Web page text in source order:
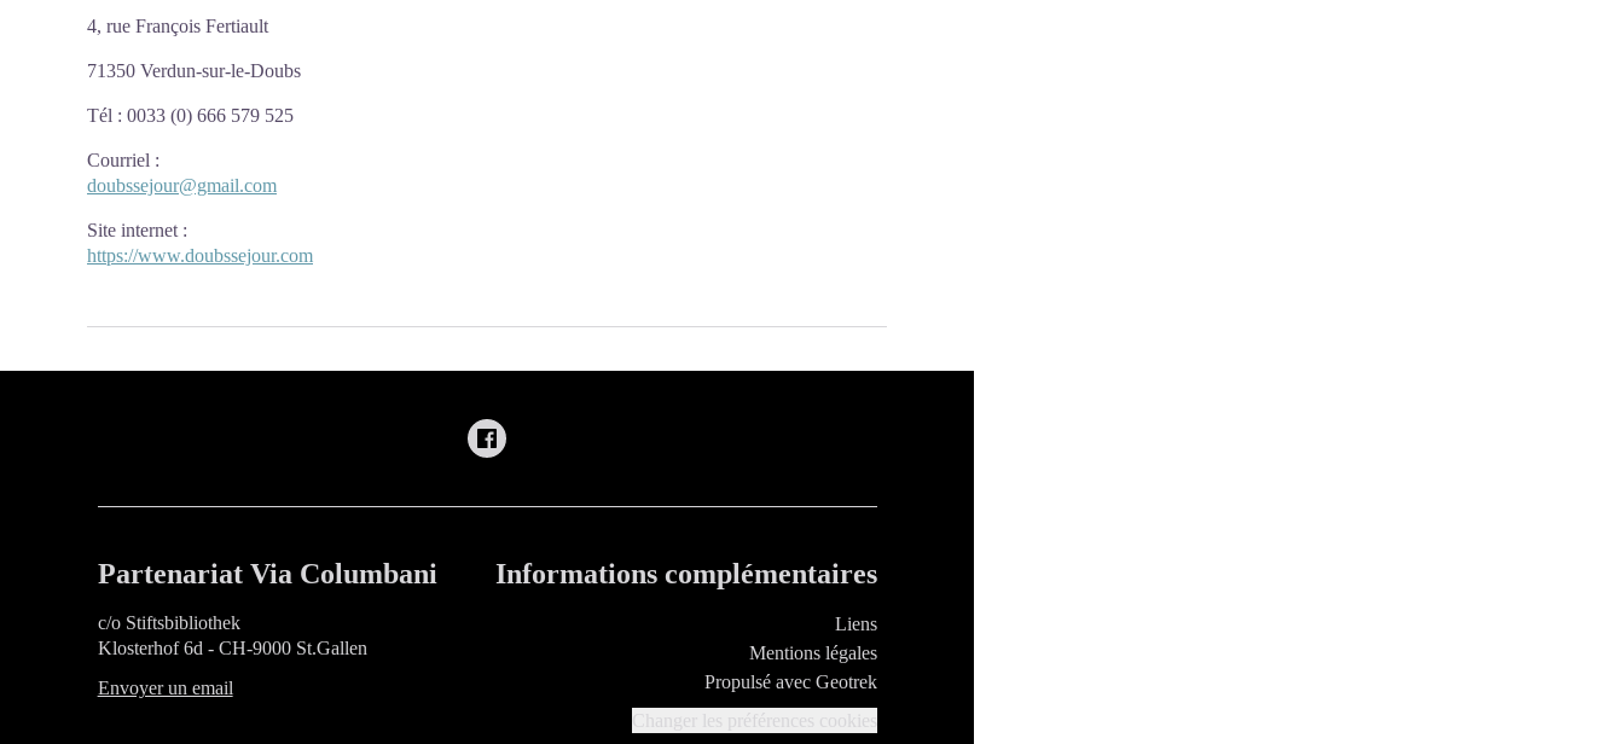
4, rue François Fertiault
71350 Verdun-sur-le-Doubs
Tél : 0033 (0) 666 579 525
Courriel :
doubssejour@gmail.com
Site internet :
https://www.doubssejour.com
Partenariat Via Columbani
c/o Stiftsbibliothek
Klosterhof 6d - CH-9000 St.Gallen
Envoyer un email
Informations complémentaires
Liens
Mentions légales
Propulsé avec Geotrek
Changer les préférences cookies